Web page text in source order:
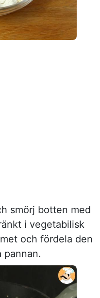
smörj botten med
i vegetabilisk
och fördela den
pannan.